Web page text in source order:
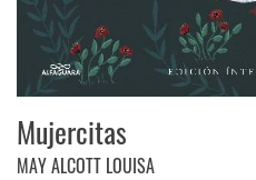
Mujercitas
MAY ALCOTT LOUISA